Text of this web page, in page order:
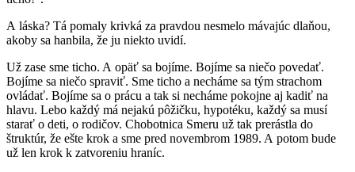
A láska? Tá pomaly krivká za pravdou nesmelo mávajúc dlaňou,
akoby sa hanbila, že ju niekto uvidí.
Už zase sme ticho. A opäť sa bojíme. Bojíme sa niečo povedať.
Bojíme sa niečo spraviť. Sme ticho a necháme sa tým strachom
ovládať. Bojíme sa o prácu a tak si necháme pokojne aj kadiť na
hlavu. Lebo každý má nejakú pôžičku, hypotéku, každý sa musí
starať o deti, o rodičov. Chobotnica Smeru už tak prerástla do
štruktúr, že ešte krok a sme pred novembrom 1989. A potom bude
už len krok k zatvoreniu hraníc.